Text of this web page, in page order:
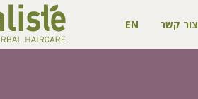
צור קשר EN